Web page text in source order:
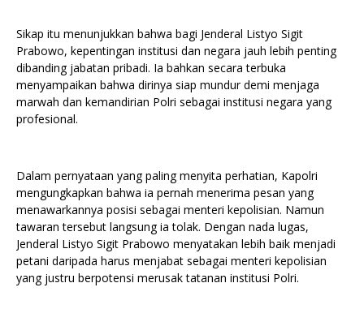
Sikap itu menunjukkan bahwa bagi Jenderal Listyo Sigit
Prabowo, kepentingan institusi dan negara jauh lebih penting
dibanding jabatan pribadi. Ia bahkan secara terbuka
menyampaikan bahwa dirinya siap mundur demi menjaga
marwah dan kemandirian Polri sebagai institusi negara yang
profesional.
Dalam pernyataan yang paling menyita perhatian, Kapolri
mengungkapkan bahwa ia pernah menerima pesan yang
menawarkannya posisi sebagai menteri kepolisian. Namun
tawaran tersebut langsung ia tolak. Dengan nada lugas,
Jenderal Listyo Sigit Prabowo menyatakan lebih baik menjadi
petani daripada harus menjabat sebagai menteri kepolisian
yang justru berpotensi merusak tatanan institusi Polri.